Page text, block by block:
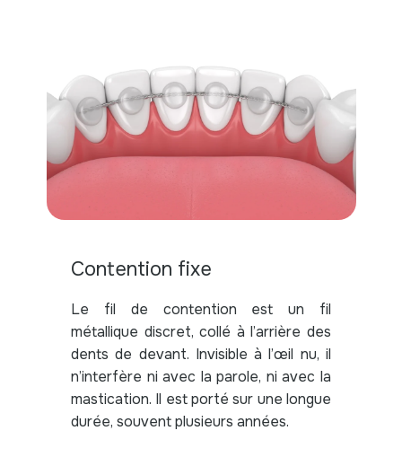
Contention fixe
Le fil de contention est un fil
métallique discret, collé à l’arrière des
dents de devant. Invisible à l’œil nu, il
n’interfère ni avec la parole, ni avec la
mastication. Il est porté sur une longue
durée, souvent plusieurs années.